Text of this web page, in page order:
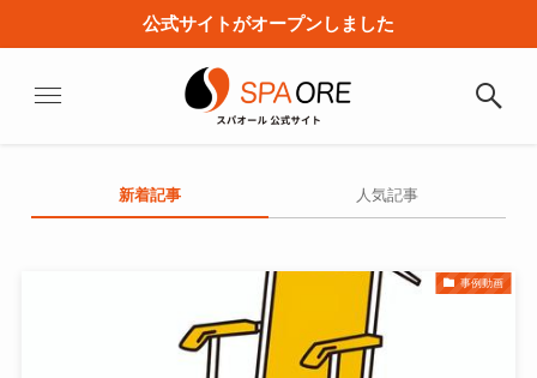
公式サイトがオープンしました
新着記事 人気記事
事例動画